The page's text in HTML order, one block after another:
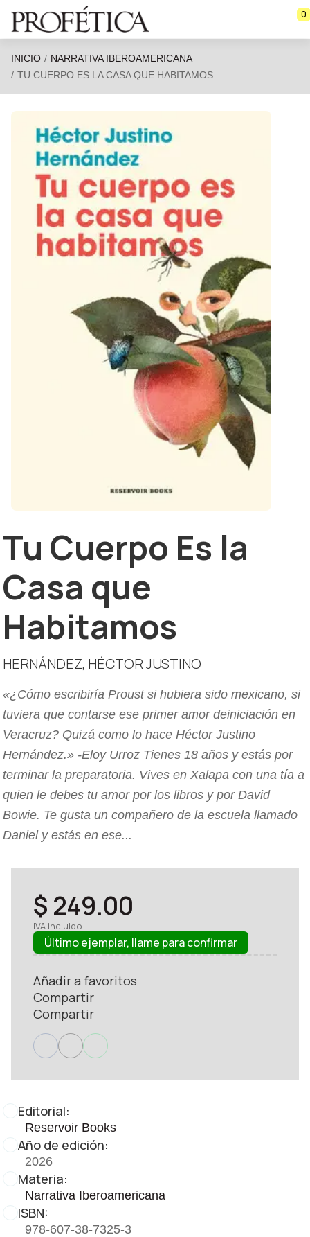
Saltar al contenido principal
0
INICIO
NARRATIVA IBEROAMERICANA
TU CUERPO ES LA CASA QUE HABITAMOS
Tu Cuerpo Es la
Casa que
Habitamos
HERNÁNDEZ, HÉCTOR JUSTINO
«¿Cómo escribiría Proust si hubiera sido mexicano, si
tuviera que contarse ese primer amor deiniciación en
Veracruz? Quizá como lo hace Héctor Justino
Hernández.» -Eloy Urroz Tienes 18 años y estás por
terminar la preparatoria. Vives en Xalapa con una tía a
quien le debes tu amor por los libros y por David
Bowie. Te gusta un compañero de la escuela llamado
Daniel y estás en ese...
Editorial:
Reservoir Books
Año de edición:
2026
Materia:
Narrativa Iberoamericana
ISBN:
978-607-38-7325-3
$ 249.00
IVA incluido
Último ejemplar, llame para confirmar
Añadir a favoritos
Compartir
Compartir